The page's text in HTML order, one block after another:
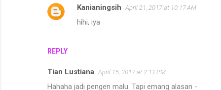
REPLY
Kanianingsih April 21, 2017 at 10:17 AM
hihi, iya
Tian Lustiana April 15, 2017 at 2:11 PM
Hahaha jadi pengen malu. Tapi emang alasan -